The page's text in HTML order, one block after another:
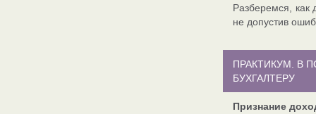
Разберемся, как
не допустив
ПРАКТИКУМ. В
БУХГАЛТЕРУ
Признание